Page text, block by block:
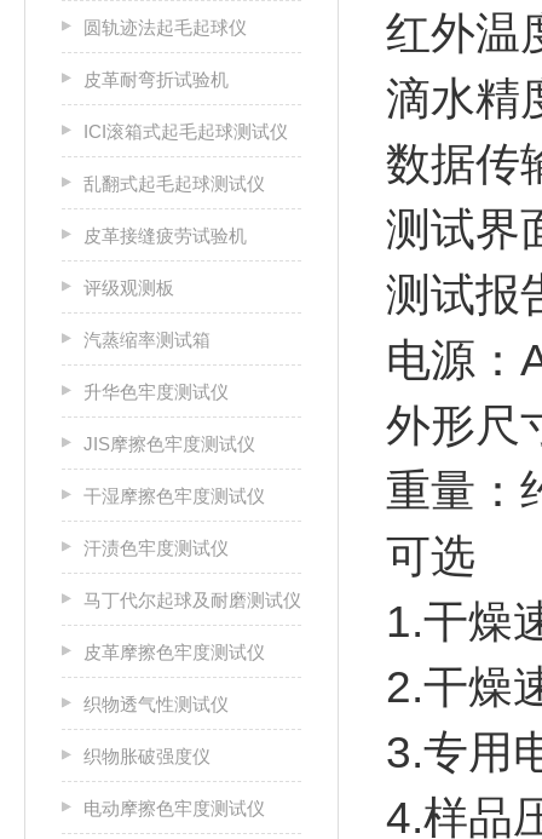
圆轨迹法起毛起球仪
皮革耐弯折试验机
ICI滚箱式起毛起球测试仪
乱翻式起毛起球测试仪
皮革接缝疲劳试验机
评级观测板
汽蒸缩率测试箱
升华色牢度测试仪
JIS摩擦色牢度测试仪
干湿摩擦色牢度测试仪
汗渍色牢度测试仪
马丁代尔起球及耐磨测试仪
皮革摩擦色牢度测试仪
织物透气性测试仪
织物胀破强度仪
电动摩擦色牢度测试仪
红外温
滴水精
数据传
测试界
测试报
电源：
外形尺
重量：
可选
1.干燥
2.干燥
3.专用
4.样品